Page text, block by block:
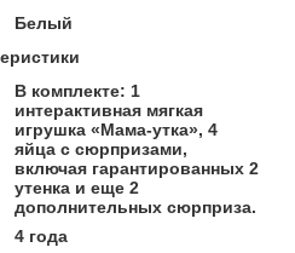
Белый
В комплекте: 1
интерактивная мягкая
игрушка «Мама-утка», 4
яйца с сюрпризами,
включая гарантированных 2
утенка и еще 2
дополнительных сюрприза.
4 года